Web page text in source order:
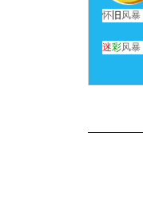
怀 旧 风暴
迷彩风暴